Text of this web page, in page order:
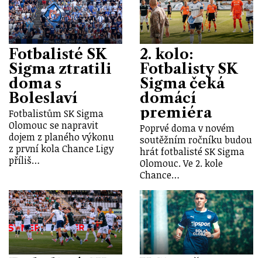
Fotbalisté SK
Sigma ztratili
doma s
Boleslaví
Fotbalistům SK Sigma
Olomouc se napravit
dojem z planého výkonu
z první kola Chance Ligy
příliš…
2. kolo:
Fotbalisty SK
Sigma čeká
domácí
premiéra
Poprvé doma v novém
soutěžním ročníku budou
hrát fotbalisté SK Sigma
Olomouc. Ve 2. kole
Chance…